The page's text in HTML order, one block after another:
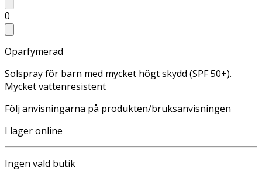
0
Oparfymerad
Solspray för barn med mycket högt skydd (SPF 50+).
Mycket vattenresistent
Följ anvisningarna på produkten/bruksanvisningen
I lager online
Ingen vald butik